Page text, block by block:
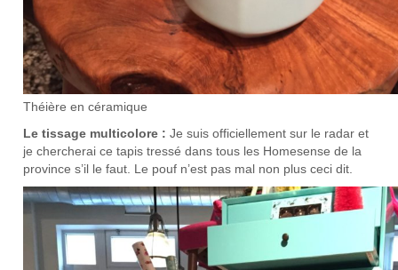
Théière en céramique
Le tissage multicolore : Je suis officiellement sur le radar et
je chercherai ce tapis tressé dans tous les Homesense de la
province s’il le faut. Le pouf n’est pas mal non plus ceci dit.